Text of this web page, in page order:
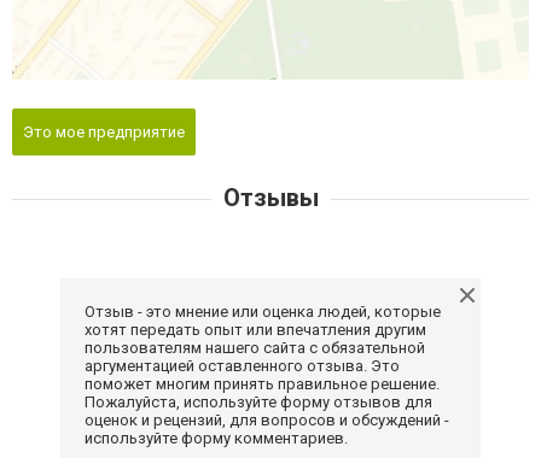
Это мое предприятие
Отзывы
Отзыв - это мнение или оценка людей, которые
хотят передать опыт или впечатления другим
пользователям нашего сайта с обязательной
аргументацией оставленного отзыва. Это
поможет многим принять правильное решение.
Пожалуйста, используйте форму отзывов для
оценок и рецензий, для вопросов и обсуждений -
используйте форму комментариев.